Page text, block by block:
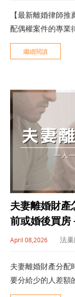
【最新離婚律師
配偶權案件的專業
律師費用行情與真
師。 法巢律師團
繼續閱讀
夫妻離婚財
前或婚後買房
April 08,2026 法
夫妻離婚財產分配
要分給少的人差額
時效，歡迎看本文